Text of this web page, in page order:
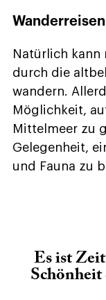
Wanderreisen
Natürlich kann
durch die
wandern.
Möglichkeit,
Mittelmeer zu
Gelegenheit,
und Fauna zu
Es ist
Schönheit